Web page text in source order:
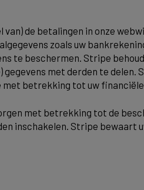
van) de betalingen in onze
zoals uw
te beschermen. Stripe
gegevens met derden te
met betrekking tot uw
met betrekking tot de
inschakelen. Stripe bewaart